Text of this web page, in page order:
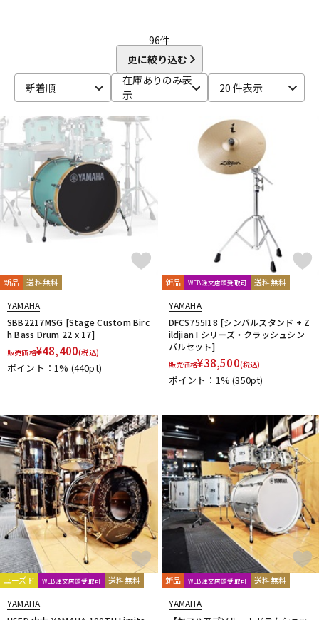
96件
更に絞り込む
新着順
在庫ありのみ表
示
20 件表示
新品 送料無料
YAMAHA
SBB2217MSG [Stage Custom Birc
h Bass Drum 22 x 17]
販売価格¥48,400(税込)
ポイント：1% (440pt)
新品 WEB注文店頭受取可 送料無料
YAMAHA
DFCS755I18 [シンバルスタンド + Z
ildjian I シリーズ・クラッシュシン
バルセット]
販売価格¥38,500(税込)
ポイント：1%(350pt)
ユーズド WEB注文店頭受取可 送料無料
YAMAHA
新品 WEB注文店頭受取可 送料無料
YAMAHA